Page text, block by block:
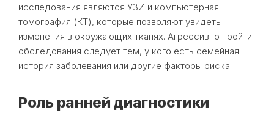
исследования являются УЗИ и компьютерная
томография (КТ), которые позволяют увидеть
изменения в окружающих тканях. Агрессивно пройти
обследования следует тем, у кого есть семейная
история заболевания или другие факторы риска.
Роль ранней диагностики